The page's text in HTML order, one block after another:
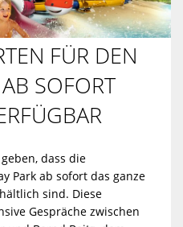
WOHNEN & UMWELT
FÜR DEN
SOFORT
dass die
Park ab sofort das ganze
sind. Diese
Gespräche zwischen